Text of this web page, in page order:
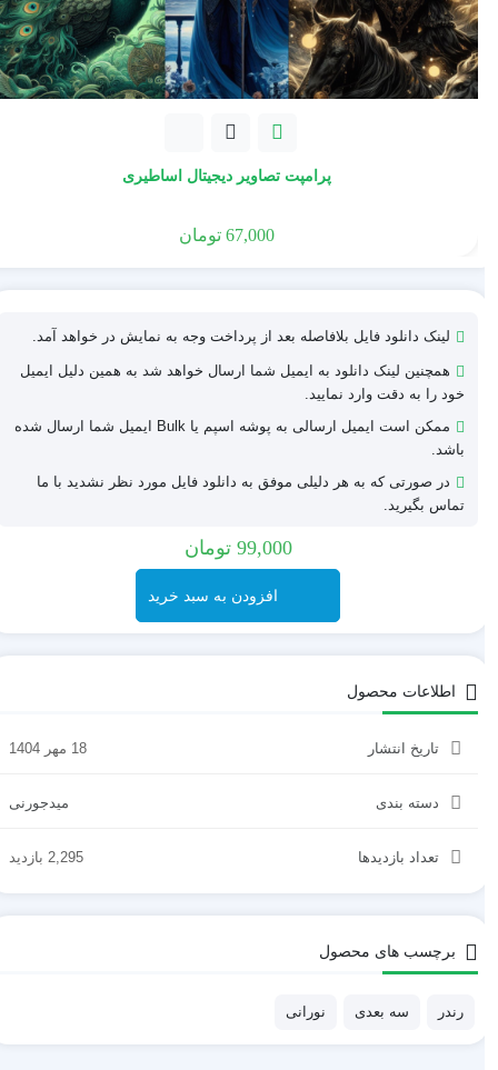
پرامپت تصاویر دیجیتال اساطیری
67,000 تومان
لینک دانلود فایل بلافاصله بعد از پرداخت وجه به نمایش در خواهد آمد.
همچنین لینک دانلود به ایمیل شما ارسال خواهد شد به همین دلیل ایمیل
خود را به دقت وارد نمایید.
ممکن است ایمیل ارسالی به پوشه اسپم یا Bulk ایمیل شما ارسال شده
باشد.
در صورتی که به هر دلیلی موفق به دانلود فایل مورد نظر نشدید با ما
تماس بگیرید.
99,000 تومان
افزودن به سبد خرید
اطلاعات محصول
تاریخ انتشار 18 مهر 1404
دسته بندی میدجورنی
تعداد بازدیدها 2,295 بازدید
برچسب های محصول
رندر سه بعدی نورانی